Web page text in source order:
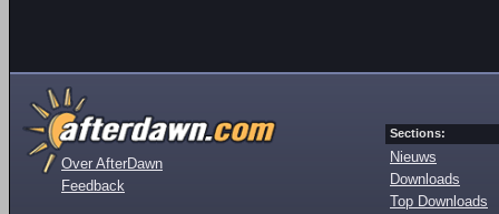
Over AfterDawn
Feedback
Sections:
Nieuws
Downloads
Top Downloads